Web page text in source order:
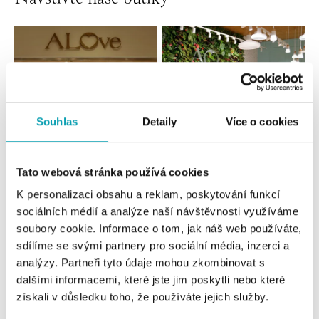
Souhlas Detaily Více o cookies
Tato webová stránka používá cookies
K personalizaci obsahu a reklam, poskytování funkcí
sociálních médií a analýze naší návštěvnosti využíváme
soubory cookie. Informace o tom, jak náš web používáte,
sdílíme se svými partnery pro sociální média, inzerci a
analýzy. Partneři tyto údaje mohou zkombinovat s
dalšími informacemi, které jste jim poskytli nebo které
získali v důsledku toho, že používáte jejich služby.
Všechny Česko Slovensko
ALOve OC Nový Smíchov, Praha 5
Plzeňská 8, 150 00 Praha 5 - Anděl
tel.: +420736509250
dnes otevřeno od 09:00
ALOve OC Olympia, Brno